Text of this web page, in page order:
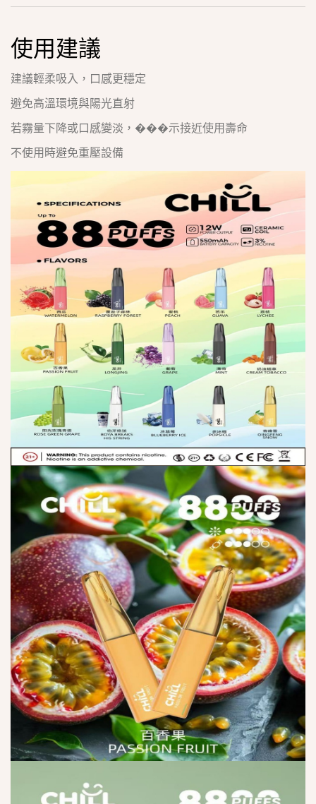
使用建議
建議輕柔吸入，口感更穩定
避免高溫環境與陽光直射
若霧量下降或口感變淡，���示接近使用壽命
不使用時避免重壓設備